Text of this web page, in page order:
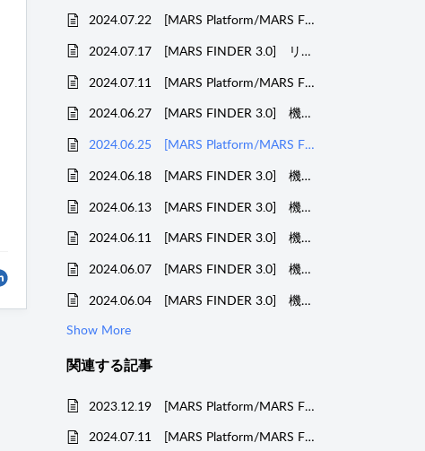
2024.07.22 [MARS Platform/MARS FINDER 3.0] リリース情報
2024.07.17 [MARS FINDER 3.0] リリース情報
2024.07.11 [MARS Platform/MARS FINDER 3.0] 機能改善のお知らせ
2024.06.27 [MARS FINDER 3.0] 機能改善のお知らせ
2024.06.25 [MARS Platform/MARS FINDER 3.0] 機能改善のお知らせ
2024.06.18 [MARS FINDER 3.0] 機能改善のお知らせ
2024.06.13 [MARS FINDER 3.0] 機能改善のお知らせ
2024.06.11 [MARS FINDER 3.0] 機能改善のお知らせ
2024.06.07 [MARS FINDER 3.0] 機能改善のお知らせ
2024.06.04 [MARS FINDER 3.0] 機能改善のお知らせ
Show More
関連する記事
2023.12.19 [MARS Platform/MARS FINDER 3.0] 機能改善のお知らせ
2024.07.11 [MARS Platform/MARS FINDER 3.0] 機能改善のお知らせ